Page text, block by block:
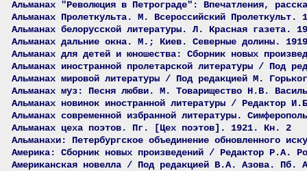
Альманах "Революция в Петрограде": Впечатления,
Альманах Пролеткульта. М. Всероссийский Пролеткульт.
Альманах белорусской литературы. Л. Красная газета.
Альманах дальние окна. М.; Киев. Северные долины. 1919
Альманах для детей и юношества: Сборник новых
Альманах иностранной пролетарской литературы / Под
Альманах мировой литературы / Под редакцией М.
Альманах муз: Песня любви. М. Товарищество Н.В.
Альманах новинок иностранной литературы / Редактор
Альманах современной избранной литературы.
Альманах цеха поэтов. Пг. [Цех поэтов]. 1921. Кн. 2
Альманахи: Петербургское объединение обновленного
Америка: Сборник новых произведений / Редактор Р.А.
Американская новелла / Под редакцией В.А. Азова. Пб.